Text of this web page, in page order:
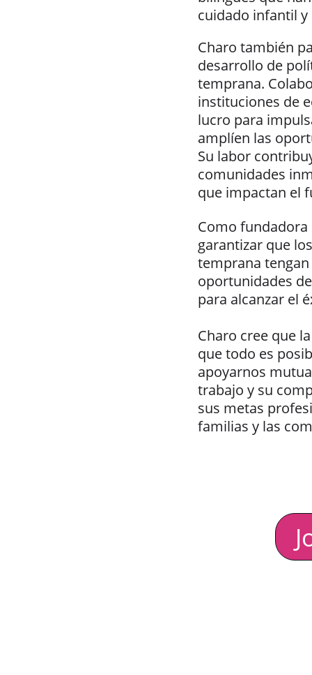
cuidado infantil
Charo también
desarrollo de
temprana.
instituciones de
lucro para
amplíen las
Su labor
comunidades
que impactan el
Como fundadora
garantizar que
temprana
oportunidades
para alcanzar el
Charo cree que
que todo es
apoyarnos
trabajo y su
sus metas
familias y las